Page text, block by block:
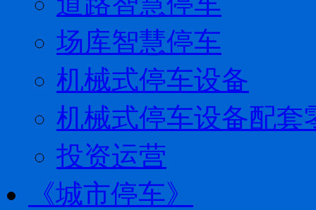
场库智慧停车
机械式停车设备
机械式停车设备配套
投资运营
《城市停车》